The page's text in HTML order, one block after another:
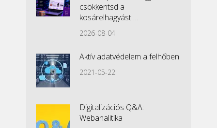
csökkentsd a
kosárelhagyást …
2026-08-04
Aktív adatvédelem a felhőben
2021-05-22
Digitalizációs Q&A:
Webanalitika